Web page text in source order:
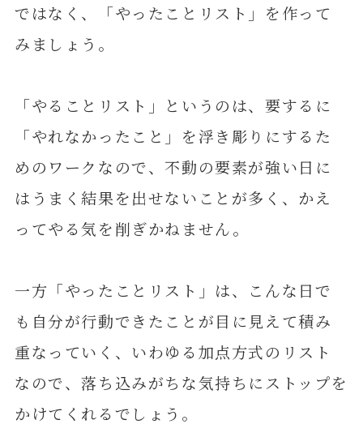
ではなく、「やったことリスト」を作って
みましょう。
「やることリスト」というのは、要するに
「やれなかったこと」を浮き彫りにするた
めのワークなので、不動の要素が強い日に
はうまく結果を出せないことが多く、かえ
ってやる気を削ぎかねません。
一方「やったことリスト」は、こんな日で
も自分が行動できたことが目に見えて積み
重なっていく、いわゆる加点方式のリスト
なので、落ち込みがちな気持ちにストップを
かけてくれるでしょう。